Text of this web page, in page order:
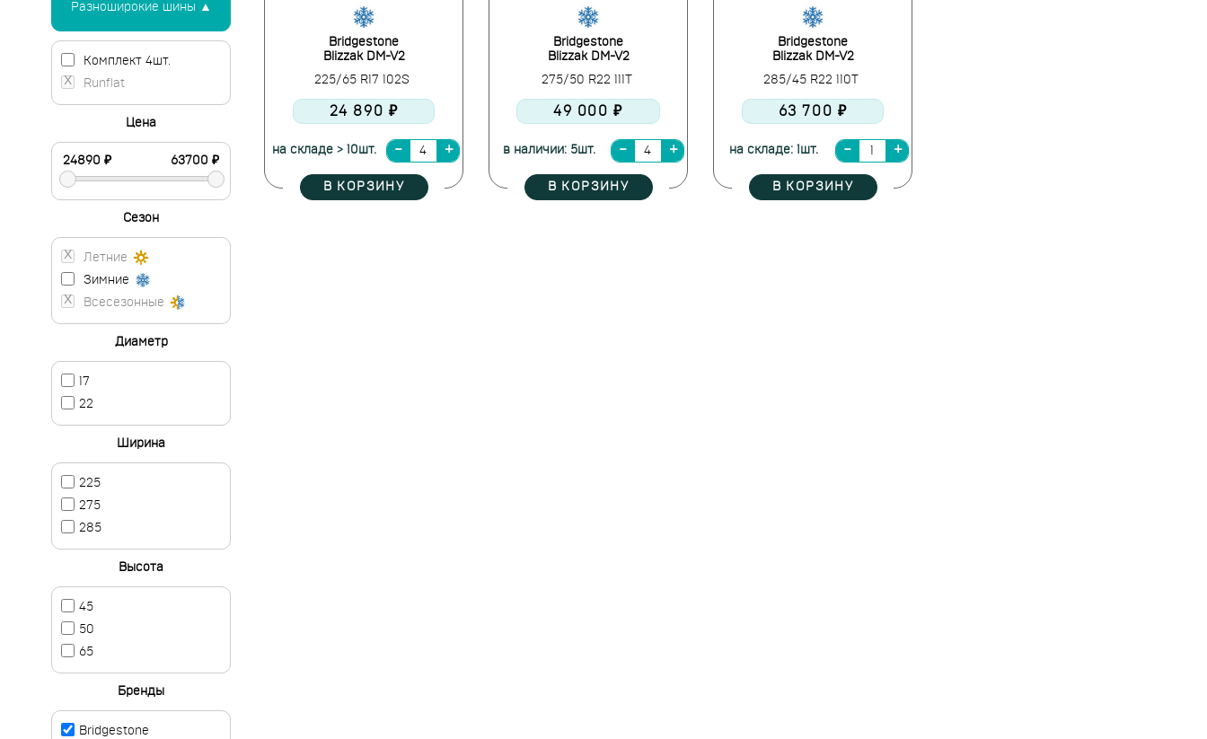
Bridgestone
Blizzak DM-V2
225/65 R17 102S
24 890 ₽
на складе > 10шт.
В КОРЗИНУ
Bridgestone
Blizzak DM-V2
275/50 R22 111T
49 000 ₽
в наличии: 5шт.
В КОРЗИНУ
Bridgestone
Blizzak DM-V2
285/45 R22 110T
63 700 ₽
на складе: 1шт.
В КОРЗИНУ
Разноширокие шины ▲
Комплект 4шт.
Runflat
Цена
Сезон
Летние
Зимние
Всесезонные
Диаметр
17
22
Ширина
225
275
285
Высота
45
50
65
Бренды
Bridgestone